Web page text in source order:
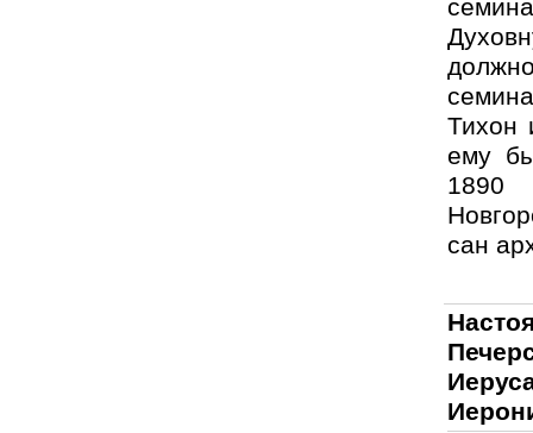
Тихон
ему
1890
сан